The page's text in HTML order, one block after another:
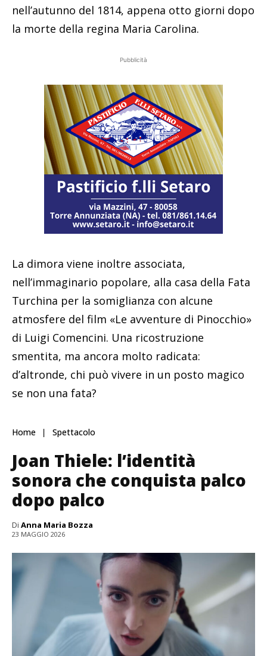
nell’autunno del 1814, appena otto giorni dopo
la morte della regina Maria Carolina.
Pubblicità
La dimora viene inoltre associata,
nell’immaginario popolare, alla casa della Fata
Turchina per la somiglianza con alcune
atmosfere del film «Le avventure di Pinocchio»
di Luigi Comencini. Una ricostruzione
smentita, ma ancora molto radicata:
d’altronde, chi può vivere in un posto magico
se non una fata?
Home Spettacolo
Joan Thiele: l’identità
sonora che conquista palco
dopo palco
Di Anna Maria Bozza
23 MAGGIO 2026